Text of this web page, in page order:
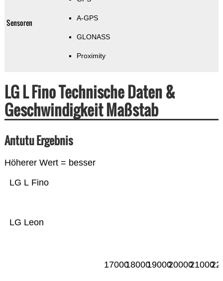
Sensoren A-GPS
GLONASS
Proximity
LG L Fino Technische Daten &
Geschwindigkeit Maßstab
Antutu Ergebnis
Höherer Wert = besser
LG Leon
LG L Fino
1700018000190002000021000